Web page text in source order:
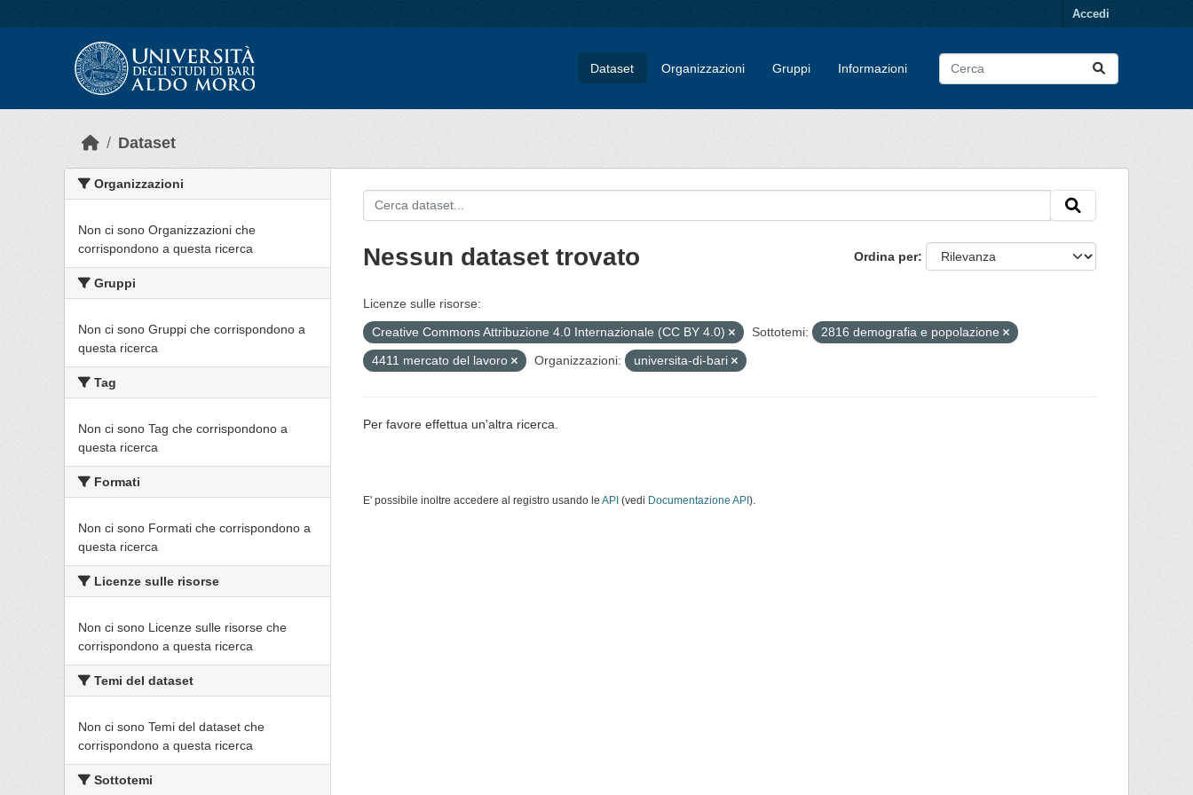
Accedi
Dataset Organizzazioni Gruppi Informazioni
Dataset
Organizzazioni
Non ci sono Organizzazioni che
corrispondono a questa ricerca
Gruppi
Non ci sono Gruppi che corrispondono a
questa ricerca
Tag
Non ci sono Tag che corrispondono a
questa ricerca
Formati
Non ci sono Formati che corrispondono a
questa ricerca
Licenze sulle risorse
Non ci sono Licenze sulle risorse che
corrispondono a questa ricerca
Temi del dataset
Non ci sono Temi del dataset che
corrispondono a questa ricerca
Sottotemi
Ordina per
Nessun dataset trovato
Licenze sulle risorse:
Creative Commons Attribuzione 4.0 Internazionale (CC BY 4.0)
Sottotemi:
2816 demografia e popolazione
4411 mercato del lavoro
Organizzazioni: universita-di-bari
Per favore effettua un'altra ricerca.
E' possibile inoltre accedere al registro usando le API (vedi Documentazione API ).